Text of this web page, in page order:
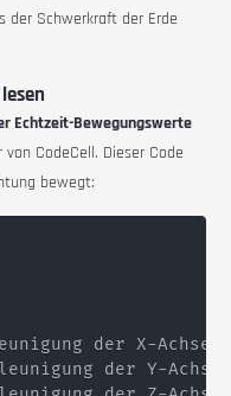
der Schwerkraft der Erde
Echtzeit-Bewegungswerte
CodeCell. Dieser Code
bewegt:
der X-Achse
der Y-Achse